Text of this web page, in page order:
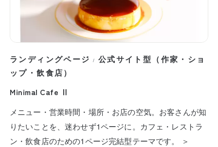
ランディングページ / 公式サイト型（作家・ショ
ップ・飲食店）
Minimal Cafe Ⅱ
メニュー・営業時間・場所・お店の空気。お客さんが知
りたいことを、迷わせず1ページに。カフェ・レストラ
ン・飲食店のための1ページ完結型テーマです。 ＞